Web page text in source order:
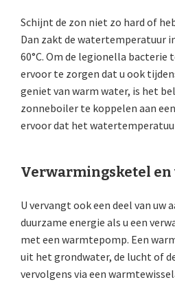
Schijnt de zon niet zo hard of
Dan zakt de watertemperatuur
60°C. Om de legionella bacterie
ervoor te zorgen dat u ook
geniet van warm water, is het
zonneboiler te koppelen aan
ervoor dat het
Verwarmingsketel
U vervangt ook een deel van uw
duurzame energie als u een
met een warmtepomp. Een
uit het grondwater, de lucht of
vervolgens via een